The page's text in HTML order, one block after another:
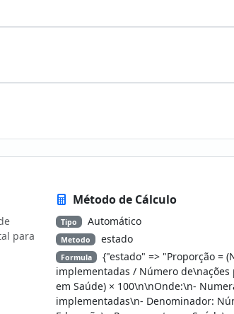
para
Método de Cálculo
Tipo Automático
Metodo estado
Formula
{"estado" => "Proporção =
implementadas / Número de\nações
em Saúde) × 100\n\nOnde:\n-
implementadas\n- Denominador: